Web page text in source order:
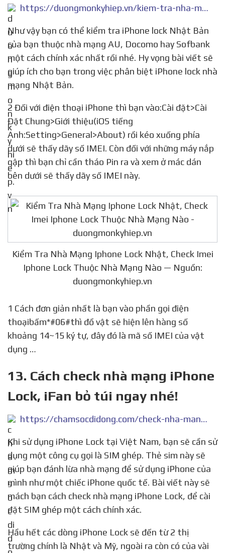
https://duongmonkyhiep.vn/kiem-tra-nha-mang-iphone-lock-nhat/
Như vậy bạn có thể kiểm tra iPhone lock Nhật Bản
của bạn thuộc nhà mạng AU, Docomo hay Sofbank
một cách chính xác nhất rồi nhé. Hy vọng bài viết sẽ
giúp ích cho bạn trong việc phân biệt iPhone lock nhà
mạng Nhật Bản.
2 Đối với điện thoại iPhone thì bạn vào:Cài đặt>Cài
Đặt Chung>Giới thiệu(iOS tiếng
Anh:Setting>General>About) rồi kéo xuống phía
dưới sẽ thấy dãy số IMEI. Còn đối với những máy nắp
gập thì bạn chỉ cần tháo Pin ra và xem ở mác dán
bên dưới sẽ thấy dãy số IMEI này.
Kiểm Tra Nhà Mạng Iphone Lock Nhật, Check Imei
Iphone Lock Thuộc Nhà Mạng Nào — Nguồn:
duongmonkyhiep.vn
1 Cách đơn giản nhất là bạn vào phần gọi điện
thoạibấm*#06#thì đồ vật sẽ hiện lên hàng số
khoảng 14~15 ký tự, đây đó là mã số IMEI của vật
dụng …
13. Cách check nhà mạng iPhone
Lock, iFan bỏ túi ngay nhé!
https://chamsocdidong.com/check-nha-mang-iphone-lock-n3517.html
Khi sử dụng iPhone Lock tại Việt Nam, bạn sẽ cần sử
dụng một công cụ gọi là SIM ghép. Thẻ sim này sẽ
giúp bạn đánh lừa nhà mạng để sử dụng iPhone của
mình như một chiếc iPhone quốc tế. Bài viết này sẽ
mách bạn cách check nhà mạng iPhone Lock, để cài
đặt SIM ghép một cách chính xác.
Hầu hết các dòng iPhone Lock sẽ đến từ 2 thị
trường chính là Nhật và Mỹ, ngoài ra còn có của vài